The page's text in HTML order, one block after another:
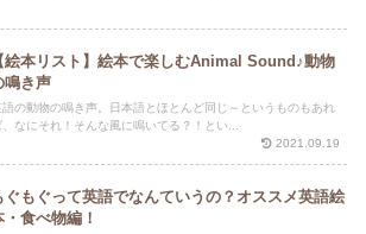
絵本リスト】絵本で楽しむAnimal Sound♪動物
鳴き声
語の動物の鳴き声。日本語とほとんど同じ～というものもあれ
、なにそれ！そんな風に鳴いてる？！とい...
2021.09.19
ぐもぐって英語でなんていうの？オススメ英語絵
・食べ物編！